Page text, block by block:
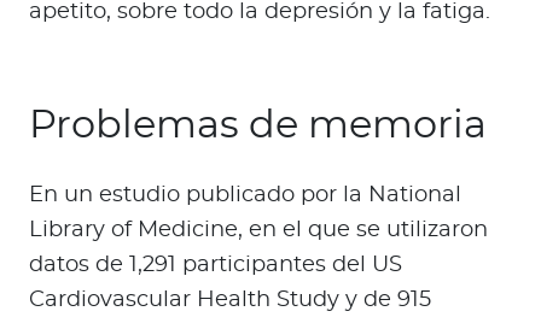
apetito, sobre todo la depresión y la fatiga.
Problemas de memoria
En un estudio publicado por la National
Library of Medicine, en el que se utilizaron
datos de 1,291 participantes del US
Cardiovascular Health Study y de 915